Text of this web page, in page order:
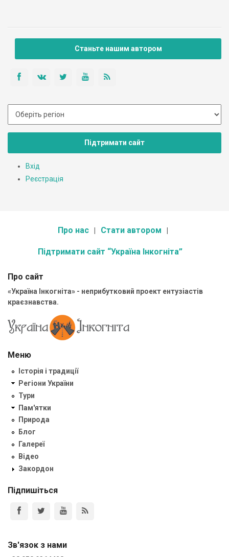
Станьте нашим автором
Підтримати сайт
Вхід
Реєстрація
Про нас Стати автором
Підтримати сайт “Україна Інкогніта”
Про сайт
«Україна Інкогніта» - неприбутковий проект ентузіастів
краєзнавства.
Меню
Історія і традиції
Регіони України
Тури
Пам'ятки
Природа
Блог
Галереї
Відео
Закордон
Підпишіться
Зв'язок з нами